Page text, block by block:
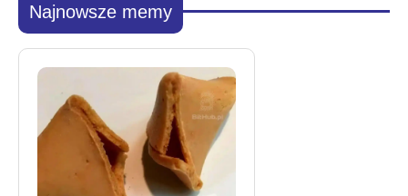
Najnowsze memy